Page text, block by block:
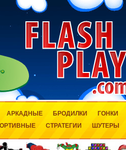
АРКАДНЫЕ БРОДИЛКИ ГОНКИ
СТРАТЕГИИ ШУТЕРЫ